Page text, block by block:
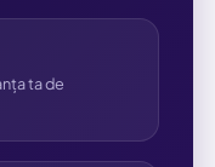
ta de